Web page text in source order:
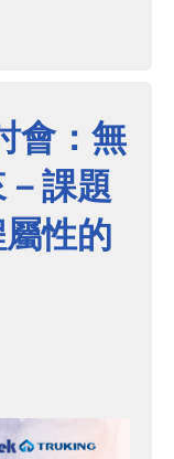
會：無
課題
性的